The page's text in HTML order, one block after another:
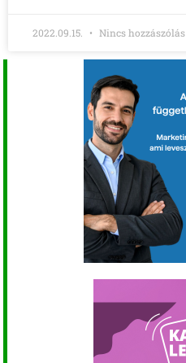
2022.09.15. Nincs hozzászólás